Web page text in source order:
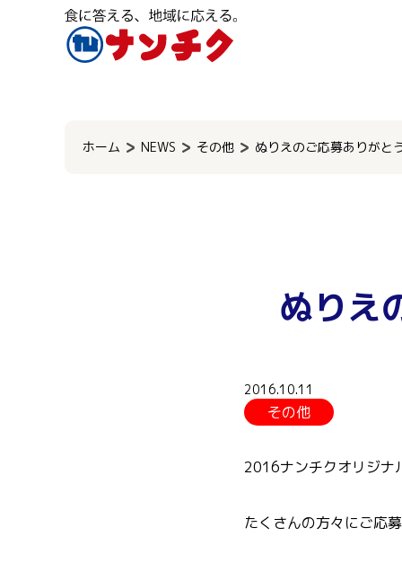
ホーム
NEWS その他 ぬりえのご応募ありがと
ぬりえ
2016.10.11
その他
2016ナンチクオリジナ
たくさんの方々にご応